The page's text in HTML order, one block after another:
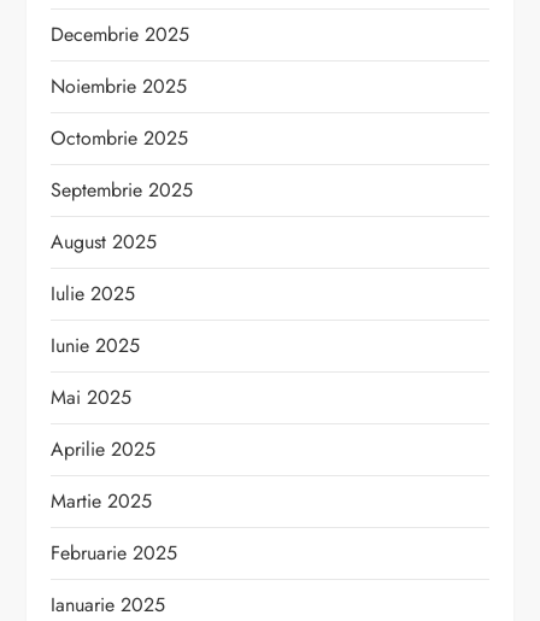
Decembrie 2025
Noiembrie 2025
Octombrie 2025
Septembrie 2025
August 2025
Iulie 2025
Iunie 2025
Mai 2025
Aprilie 2025
Martie 2025
Februarie 2025
Ianuarie 2025